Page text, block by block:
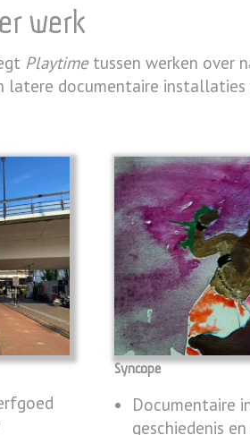
werk
Playtimetussen werken over
latere documentaire installaties
Syncope
Documentaire
geschiedenis